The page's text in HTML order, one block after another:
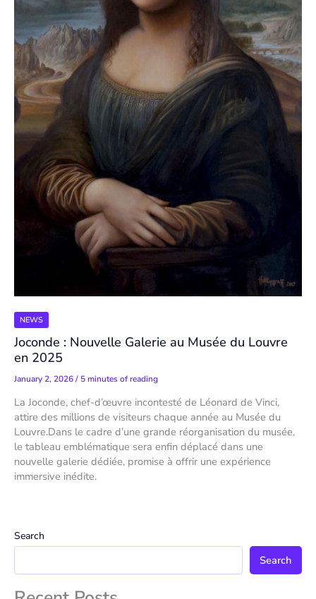
NEWS
Joconde : Nouvelle Galerie au Musée du Louvre
en 2025
January 2, 2026/ 5 minutes of reading
La Joconde, chef-d’œuvre incontesté de Léonard de Vinci,
attire des millions de visiteurs chaque année au Musée du
Louvre.Dans le cadre d’une grande réorganisation du musée,
le tableau emblématique sera enfin déplacé dans une
nouvelle galerie dédiée, promise à offrir une expérience
immersive inédite.
Search
Search